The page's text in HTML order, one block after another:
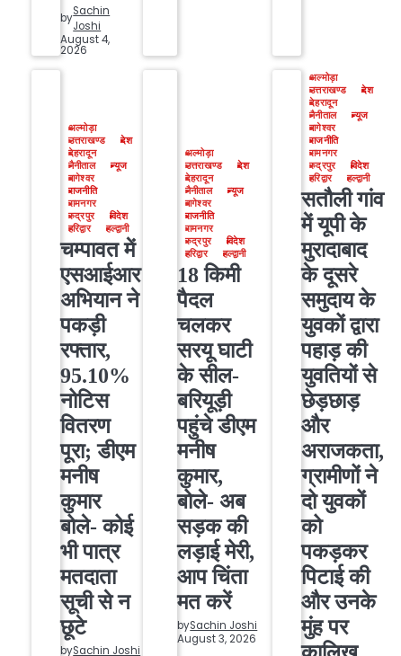
by
Sachin
Joshi
August 4,
2026
अल्मोड़ा
उत्तराखण्ड
देश
देहरादून
नैनीताल
न्यूज
बागेश्वर
राजनीति
रामनगर
रुद्रपुर
विदेश
हरिद्वार
हल्द्वानी
चम्पावत में
एसआईआर
अभियान ने
पकड़ी
रफ्तार,
95.10%
नोटिस
वितरण
पूरा; डीएम
मनीष
कुमार
बोले- कोई
भी पात्र
मतदाता
सूची से न
छूटे
bySachin Joshi
अल्मोड़ा
उत्तराखण्ड
देश
देहरादून
नैनीताल
न्यूज
बागेश्वर
राजनीति
रामनगर
रुद्रपुर
विदेश
हरिद्वार
हल्द्वानी
18 किमी
पैदल
चलकर
सरयू घाटी
के सील-
बरियूड़ी
पहुंचे डीएम
मनीष
कुमार,
बोले- अब
सड़क की
लड़ाई मेरी,
आप चिंता
मत करें
bySachin Joshi
August 3, 2026
अल्मोड़ा
उत्तराखण्ड
देश
देहरादून
नैनीताल
न्यूज
बागेश्वर
राजनीति
रामनगर
रुद्रपुर
विदेश
हरिद्वार
हल्द्वानी
सतौली गांव
में यूपी के
मुरादाबाद
के दूसरे
समुदाय के
युवकों द्वारा
पहाड़ की
युवतियों से
छेड़छाड़
और
अराजकता,
ग्रामीणों ने
दो युवकों
को
पकड़कर
पिटाई की
और उनके
मुंह पर